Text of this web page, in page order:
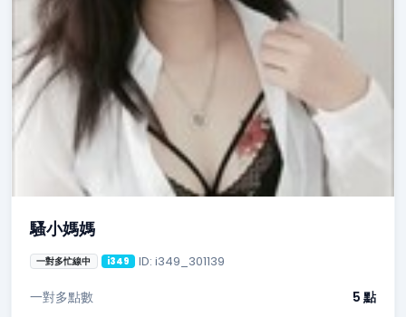
騷小媽媽
一對多忙線中 i349 ID: i349_301139
一對多點數 5 點